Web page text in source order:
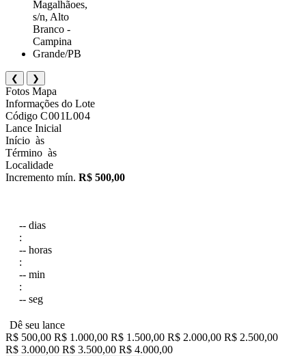
❮ ❯
Fotos Mapa
Informações do Lote
Código C001L004
Lance Inicial
Início às
Término às
Localidade
Incremento mín. R$ 500,00
-- dias
:
-- horas
:
-- min
:
-- seg
Dê seu lance
R$ 500,00 R$ 1.000,00 R$ 1.500,00 R$ 2.000,00 R$ 2.500,00
R$ 3.000,00 R$ 3.500,00 R$ 4.000,00